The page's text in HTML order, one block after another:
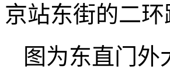
京站东街的二
图为东直门